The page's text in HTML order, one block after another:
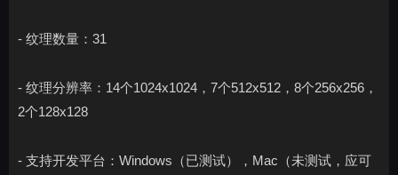
- 纹理数量：31
- 纹理分辨率：14个1024x1024，7个512x512，8个256x256，
2个128x128
- 支持开发平台：Windows（已测试），Mac（未测试，应可